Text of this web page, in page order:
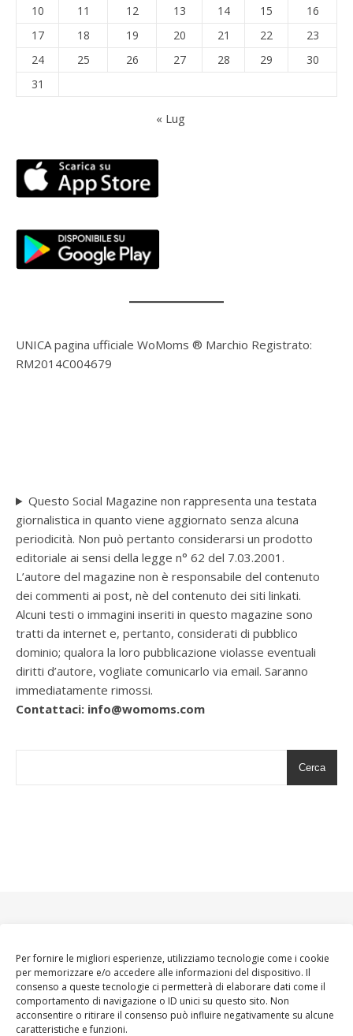
Per fornire le migliori esperienze, utilizziamo tecnologie come i cookie
per memorizzare e/o accedere alle informazioni del dispositivo. Il
consenso a queste tecnologie ci permetterà di elaborare dati come il
comportamento di navigazione o ID unici su questo sito. Non
acconsentire o ritirare il consenso può influire negativamente su alcune
caratteristiche e funzioni.
10
11 12 13 14 15
16
17
18 19 20 21 22
23
24
25 26 27 28 29
30
31
« Lug
UNICA pagina ufficiale WoMoms ® Marchio Registrato:
RM2014C004679
Questo Social Magazine non rappresenta una testata
giornalistica in quanto viene aggiornato senza alcuna
periodicità. Non può pertanto considerarsi un prodotto
editoriale ai sensi della legge n° 62 del 7.03.2001.
L’autore del magazine non è responsabile del contenuto
dei commenti ai post, nè del contenuto dei siti linkati.
Alcuni testi o immagini inseriti in questo magazine sono
tratti da internet e, pertanto, considerati di pubblico
dominio; qualora la loro pubblicazione violasse eventuali
diritti d’autore, vogliate comunicarlo via email. Saranno
immediatamente rimossi.
Contattaci: info@womoms.com
Cerca